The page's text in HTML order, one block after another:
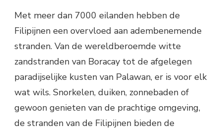
Met meer dan 7000 eilanden hebben de
Filipijnen een overvloed aan adembenemende
stranden. Van de wereldberoemde witte
zandstranden van Boracay tot de afgelegen
paradijselijke kusten van Palawan, er is voor elk
wat wils. Snorkelen, duiken, zonnebaden of
gewoon genieten van de prachtige omgeving,
de stranden van de Filipijnen bieden de